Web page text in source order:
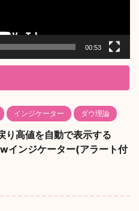
00:53
インジケーター ダウ理論
り高値を自動で表示する
インジケーター(アラート付